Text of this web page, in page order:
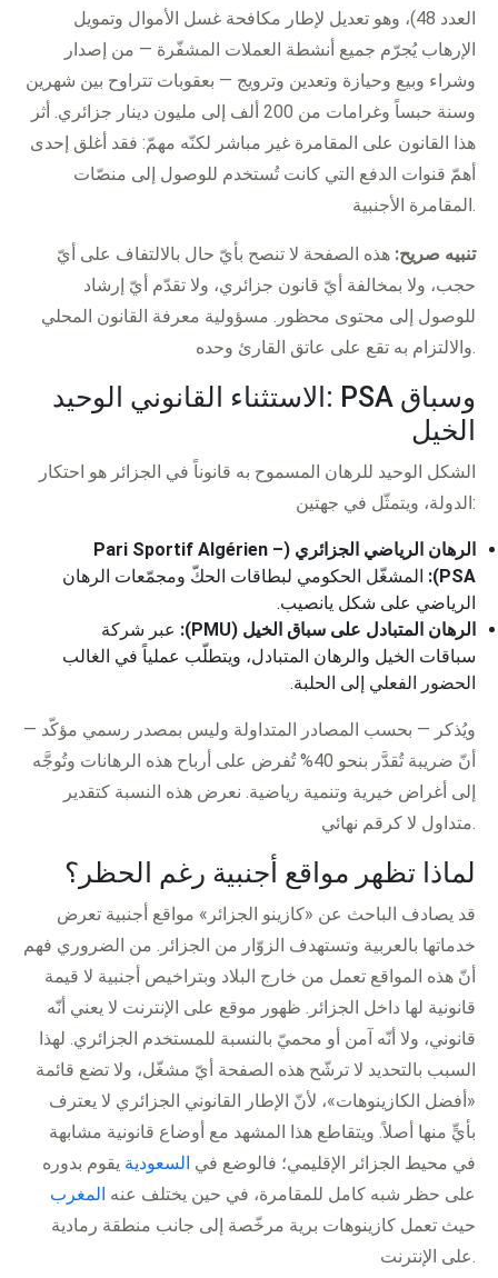
العدد 48)، وهو تعديل لإطار مكافحة غسل الأموال وتمويل
الإرهاب يُجرّم جميع أنشطة العملات المشفّرة — من إصدار
وشراء وبيع وحيازة وتعدين وترويج — بعقوبات تتراوح بين شهرين
وسنة حبساً وغرامات من 200 ألف إلى مليون دينار جزائري. أثر
هذا القانون على المقامرة غير مباشر لكنّه مهمّ: فقد أغلق إحدى
أهمّ قنوات الدفع التي كانت تُستخدم للوصول إلى منصّات
المقامرة الأجنبية.
تنبيه صريح: هذه الصفحة لا تنصح بأيّ حال بالالتفاف على أيّ
حجب، ولا بمخالفة أيّ قانون جزائري، ولا تقدّم أيّ إرشاد
للوصول إلى محتوى محظور. مسؤولية معرفة القانون المحلي
والالتزام به تقع على عاتق القارئ وحده.
الاستثناء القانوني الوحيد: PSA وسباق
الخيل
الشكل الوحيد للرهان المسموح به قانوناً في الجزائر هو احتكار
الدولة، ويتمثّل في جهتين:
الرهان الرياضي الجزائري (Pari Sportif Algérien –
PSA):
المشغّل الحكومي لبطاقات الحكّ ومجمّعات الرهان
الرياضي على شكل يانصيب.
الرهان المتبادل على سباق الخيل (PMU):
عبر شركة
سباقات الخيل والرهان المتبادل، ويتطلّب عملياً في الغالب
الحضور الفعلي إلى الحلبة.
ويُذكر — بحسب المصادر المتداولة وليس بمصدر رسمي مؤكّد —
أنّ ضريبة تُقدَّر بنحو 40% تُفرض على أرباح هذه الرهانات وتُوجَّه
إلى أغراض خيرية وتنمية رياضية. نعرض هذه النسبة كتقدير
متداول لا كرقم نهائي.
لماذا تظهر مواقع أجنبية رغم الحظر؟
قد يصادف الباحث عن «كازينو الجزائر» مواقع أجنبية تعرض
خدماتها بالعربية وتستهدف الزوّار من الجزائر. من الضروري فهم
أنّ هذه المواقع تعمل من خارج البلاد وبتراخيص أجنبية لا قيمة
قانونية لها داخل الجزائر. ظهور موقع على الإنترنت لا يعني أنّه
قانوني، ولا أنّه آمن أو محميّ بالنسبة للمستخدم الجزائري. لهذا
السبب بالتحديد لا ترشّح هذه الصفحة أيّ مشغّل، ولا تضع قائمة
«أفضل الكازينوهات»، لأنّ الإطار القانوني الجزائري لا يعترف
بأيٍّ منها أصلاً. ويتقاطع هذا المشهد مع أوضاع قانونية مشابهة
في محيط الجزائر الإقليمي؛ فالوضع في السعودية يقوم بدوره
على حظر شبه كامل للمقامرة، في حين يختلف عنه المغرب
حيث تعمل كازينوهات برية مرخّصة إلى جانب منطقة رمادية
على الإنترنت.